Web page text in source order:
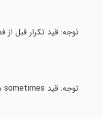
توجه: قید تکرار قبل
توجه: قید sometimes معمولا در ابتدای جمله بکار برده می شود. مثال :